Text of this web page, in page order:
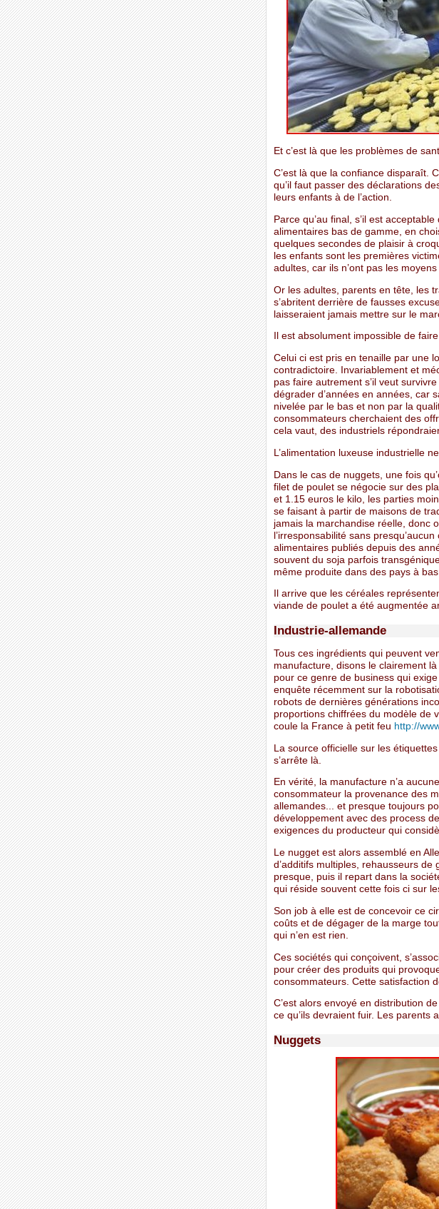
Et c’est là que les problèmes de
C’est là que la confiance disparaît.
qu’il faut passer des déclarations
leurs enfants à de l’action.
Parce qu’au final, s’il est
alimentaires bas de gamme, en
quelques secondes de plaisir à
les enfants sont les premières
adultes, car ils n’ont pas les
Or les adultes, parents en tête, les
s’abritent derrière de fausses
laisseraient jamais mettre sur le
Il est absolument impossible de
Celui ci est pris en tenaille par une
contradictoire. Invariablement et
pas faire autrement s’il veut
dégrader d’années en années, car
nivelée par le bas et non par la
consommateurs cherchaient des
cela vaut, des industriels
L’alimentation luxeuse industrielle
Dans le cas de nuggets, une fois
filet de poulet se négocie sur des
et 1.15 euros le kilo, les parties
se faisant à partir de maisons de
jamais la marchandise réelle, donc
l’irresponsabilité sans
alimentaires publiés depuis des
souvent du soja parfois
même produite dans des pays à bas
Il arrive que les céréales
viande de poulet a été augmentée
Industrie-allemande
Tous ces ingrédients qui peuvent
manufacture, disons le clairement
pour ce genre de business qui
enquête récemment sur la
robots de dernières générations
proportions chiffrées du modèle de
coule la France à petit feu http://
La source officielle sur les
s’arrête là.
En vérité, la manufacture n’a
consommateur la provenance des
allemandes... et presque toujours
développement avec des process
exigences du producteur qui
Le nugget est alors assemblé en
d’additifs multiples, rehausseurs
presque, puis il repart dans la
qui réside souvent cette fois ci sur
Son job à elle est de concevoir ce
coûts et de dégager de la marge
qui n’en est rien.
Ces sociétés qui conçoivent,
pour créer des produits qui
consommateurs. Cette satisfaction
C’est alors envoyé en distribution
ce qu’ils devraient fuir. Les parents
Nuggets